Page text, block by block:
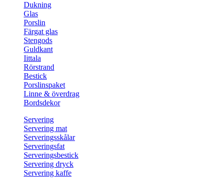
Dukning
Glas
Porslin
Färgat glas
Stengods
Guldkant
Iittala
Rörstrand
Bestick
Porslinspaket
Linne & överdrag
Bordsdekor
Servering
Servering mat
Serveringsskålar
Serveringsfat
Serveringsbestick
Servering dryck
Servering kaffe